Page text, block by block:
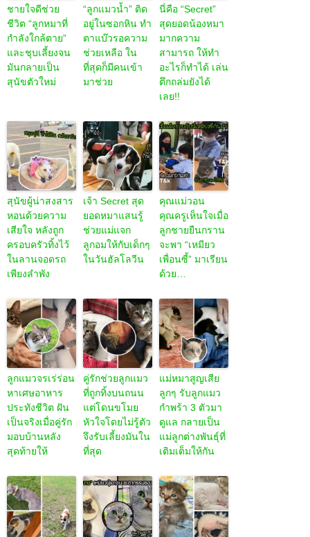
ชายใจดีช่วย
ชีวิต “ลูกหมาที่
กำลังใกล้ตาย”
และชุบเลี้ยงจน
มันกลายเป็น
สุนัขตัวใหม่
“ลูกแมวน้ำ” ติด
อยู่ในซอกหิน ทำ
ตาแบ๊วรอความ
ช่วยเหลือ ใน
ที่สุดก็มีคนเข้า
มาช่วย
นี่คือ “Secret”
สุดยอดน้องหมา
มากความ
สามารถ ให้ทำ
อะไรก็ทำได้ เล่น
ตึกถล่มยังได้
เลย!!
สุนัขผู้น่าสงสาร
หอนด้วยความ
เสียใจ หลังถูก
ครอบครัวทิ้งไว้
ในลานจอดรถ
เพียงลำพัง
เจ้า Secret สุด
ยอดหมาแสนรู้
ช่วยแม่แจก
ลูกอมให้กับเด็กๆ
ในวันฮัลโลวีน
คุณแม่วอน
คุณครูเห็นใจเมื่อ
ลูกชายยืนกราน
จะพา “เหมียว
เพื่อนซี้” มาเรียน
ด้วย…
ลูกแมวจรเร่ร่อน
หาเศษอาหาร
ประทังชีวิต ฝัน
เป็นจริงเมื่อคู่รัก
มอบบ้านหลัง
สุดท้ายให้
คู่รักช่วยลูกแมว
ที่ถูกทิ้งบนถนน
แต่โดนขโมย
หัวใจโดยไม่รู้ตัว
จึงรับเลี้ยงมันใน
ที่สุด
แม่หมาสูญเสีย
ลูกๆ รับลูกแมว
กำพร้า 3 ตัวมา
ดูแล กลายเป็น
แม่ลูกต่างพันธุ์ที่
เติมเต็มให้กัน